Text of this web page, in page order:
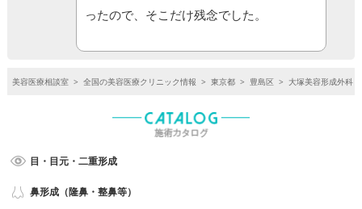
ったので、そこだけ残念でした。
美容医療相談室 > 全国の美容医療クリニック情報 > 東京都 > 豊島区 > 大塚美容形成外科
目・目元・二重形成
鼻形成（隆鼻・整鼻等）